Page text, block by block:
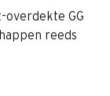
overdekte GG
reeds